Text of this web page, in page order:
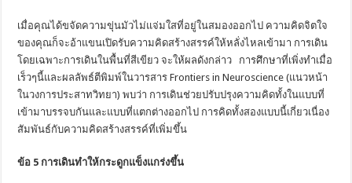
เมื่อคุณได้ขจัดความขุ่นมัวไม่แจ่มใสที่อยู่ในสมองออกไป ความคิดจิตใจ
ของคุณก็จะอ้าแขนเปิดรับความคิดสร้างสรรค์ให้หลั่งไหลเข้ามา การเดิน
โดยเฉพาะการเดินในพื้นที่สีเขียว จะให้ผลดังกล่าว การศึกษาที่เพิ่งทำเมื่อ
เร็วๆนี้และผลลัพธ์ตีพิมพ์ในวารสาร Frontiers in Neuroscience (แนวหน้า
ในวงการประสาทวิทยา) พบว่า การเดินช่วยปรับปรุงความคิดทั้งในแบบที่
เข้ามาบรรจบกันและแบบที่แตกต่างออกไป การคิดทั้งสองแบบนี้เกี่ยวเนื่อง
สัมพันธ์กับความคิดสร้างสรรค์ที่เพิ่มขึ้น
ข้อ 5 การเดินทำให้กระดูกแข็งแกร่งขึ้น